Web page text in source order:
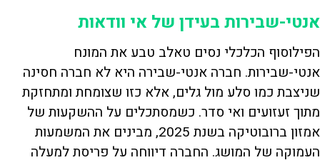
אנטי-שבירות בעידן של אי וודאות
הפילוסוף הכלכלי נסים טאלב טבע את המונח
אנטי-שבירות. חברה אנטי-שבירה היא לא חברה חסינה
שניצבת כמו סלע מול גלים, אלא כזו שצומחת ומתחזקת
מתוך זעזועים ואי סדר. כשמסתכלים על ההשקעות של
אמזון ברובוטיקה בשנת 2025, מבינים את המשמעות
העמוקה של המושג. החברה דיווחה על פריסת למעלה